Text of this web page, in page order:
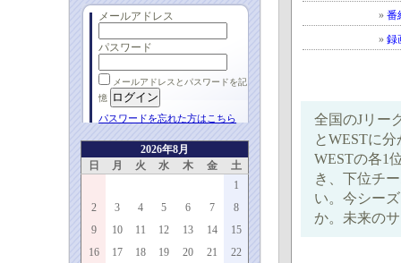
メールアドレス
パスワード
メールアドレスとパスワードを記
憶
パスワードを忘れた方はこちら
2026年8月
日
月 火 水 木 金
土
1
2
3 4 5 6 7
8
9
10 11 12 13 14
15
16
17 18 19 20 21
22
» 番
» 録
全国のJリー
とWESTに
WESTの各1
き、下位チ
い。今シー
か。未来の